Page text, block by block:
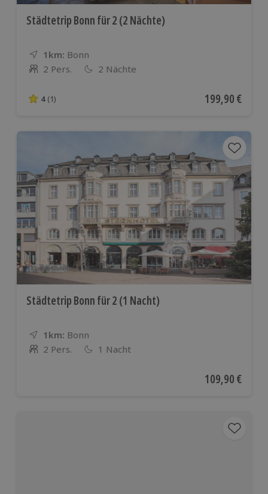
Städtetrip Bonn für 2 (2 Nächte)
1km: Entfernung
Standort
Bonn
Anzahl der Teilnehmer
2 Pers. 2 Nächte
4 von 5 Sternen basierend auf 1 Bewertungen
4 (1) Aktueller Preis
199,90 €
Städtetrip Bonn für 2 (1 Nacht)
1km: Entfernung
Standort
Bonn
Anzahl der Teilnehmer
2 Pers. 1 Nacht
Aktueller Preis
109,90 €